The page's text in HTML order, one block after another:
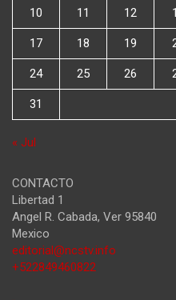
10 11 12
17 18 19
24 25 26
31
« Jul
CONTACTO
Libertad 1
Angel R. Cabada, Ver 95840
Mexico
editorial@ncstv.info
+522849460822